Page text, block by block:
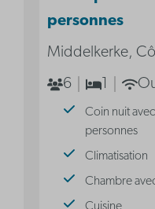
personnes
Middelkerke,
6
1
Coin nuit
personnes
Climatisation
Chambre